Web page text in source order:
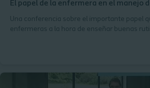
El papel de la enfermera en el manejo
Una conferencia sobre el importante papel
enfermeras a la hora de enseñar buenas